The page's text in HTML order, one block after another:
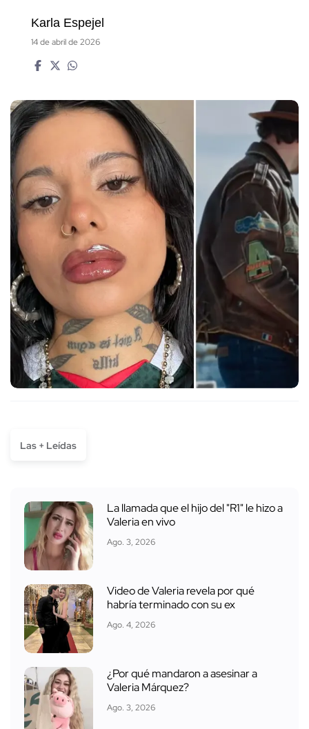
Karla Espejel
14 de abril de 2026
Las + Leídas
La llamada que el hijo del "R1" le hizo a
Valeria en vivo
Ago. 3, 2026
Video de Valeria revela por qué
habría terminado con su ex
Ago. 4, 2026
¿Por qué mandaron a asesinar a
Valeria Márquez?
Ago. 3, 2026